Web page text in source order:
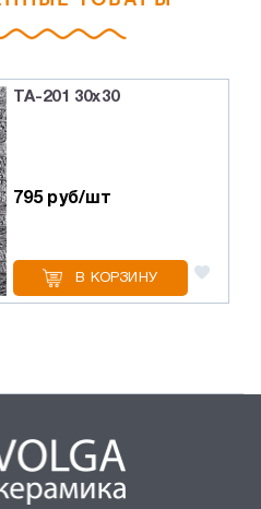
TA-201 30х30
795 руб/шт
В КОРЗИНУ